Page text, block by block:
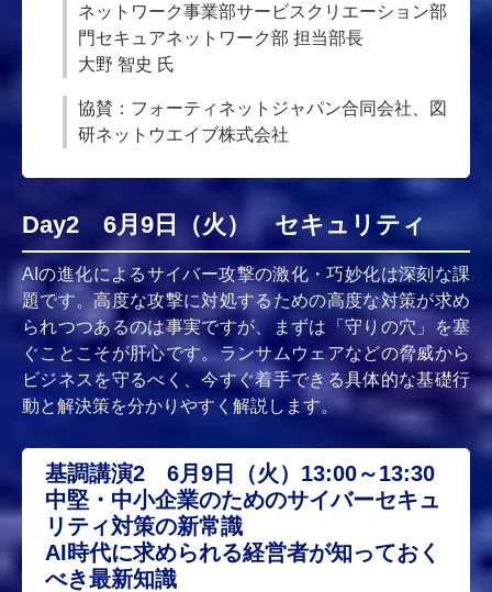
ネットワーク事業部サービスクリエーション部
門セキュアネットワーク部 担当部長
大野 智史 氏
協賛：フォーティネットジャパン合同会社、図
研ネットウエイブ株式会社
Day2 6月9日（火） セキュリティ
AIの進化によるサイバー攻撃の激化・巧妙化は深刻な課
題です。高度な攻撃に対処するための高度な対策が求め
られつつあるのは事実ですが、まずは「守りの穴」を塞
ぐことこそが肝心です。ランサムウェアなどの脅威から
ビジネスを守るべく、今すぐ着手できる具体的な基礎行
動と解決策を分かりやすく解説します。
基調講演2 6月9日（火）13:00～13:30
中堅・中小企業のためのサイバーセキュ
リティ対策の新常識
AI時代に求められる経営者が知っておく
べき最新知識